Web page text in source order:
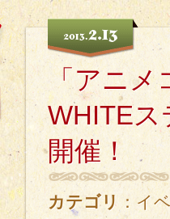
2013.2.13
「アニメ
WHITE
開催！
カテゴリ ： イ